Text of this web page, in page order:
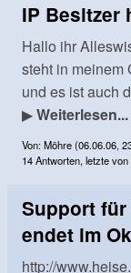
IP Besitzer
Hallo ihr
steht in meinem
und es ist auch
▶Weiterlesen...
Von: Möhre (06.06.06,
14 Antworten, letzte
Support für
endet im
http://